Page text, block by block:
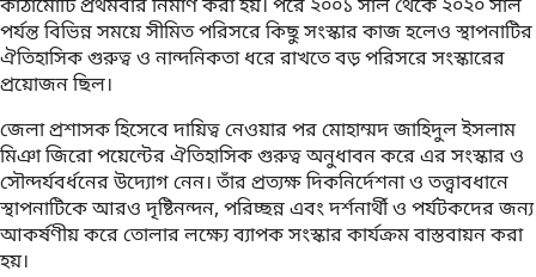
কাঠামোটি প্রথমবার নির্মাণ করা হয়। পরে ২০০১ সাল থেকে ২০২০ সাল
পর্যন্ত বিভিন্ন সময়ে সীমিত পরিসরে কিছু সংস্কার কাজ হলেও স্থাপনাটির
ঐতিহাসিক গুরুত্ব ও নান্দনিকতা ধরে রাখতে বড় পরিসরে সংস্কারের
প্রয়োজন ছিল।
জেলা প্রশাসক হিসেবে দায়িত্ব নেওয়ার পর মোহাম্মদ জাহিদুল ইসলাম
মিঞা জিরো পয়েন্টের ঐতিহাসিক গুরুত্ব অনুধাবন করে এর সংস্কার ও
সৌন্দর্যবর্ধনের উদ্যোগ নেন। তাঁর প্রত্যক্ষ দিকনির্দেশনা ও তত্ত্বাবধানে
স্থাপনাটিকে আরও দৃষ্টিনন্দন, পরিচ্ছন্ন এবং দর্শনার্থী ও পর্যটকদের জন্য
আকর্ষণীয় করে তোলার লক্ষ্যে ব্যাপক সংস্কার কার্যক্রম বাস্তবায়ন করা
হয়।